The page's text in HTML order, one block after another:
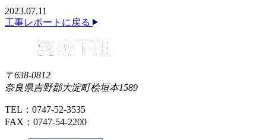
2023.07.11
工事レポートに戻る
〒638-0812
奈良県吉野郡大淀町桧垣本1589
TEL：0747-52-3535
FAX：0747-54-2200